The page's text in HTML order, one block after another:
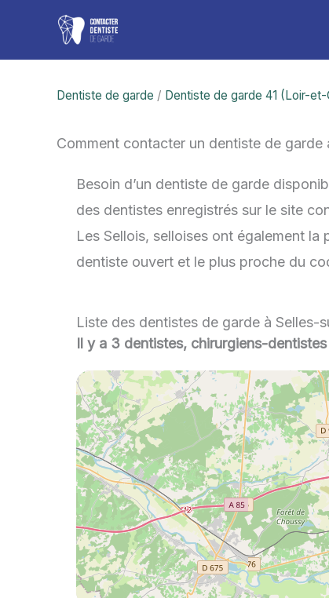
contenu
Dentiste de garde / Dentiste de garde 41 (Loir-et-
Comment contacter un dentiste de garde
Besoin d’un dentiste de garde
des dentistes enregistrés sur le site
Les Sellois, selloises ont également
dentiste ouvert et le plus proche du
Liste des dentistes de garde à Selles-
Il y a 3 dentistes, chirurgiens-